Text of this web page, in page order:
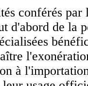
conférés
d'abord de la
à